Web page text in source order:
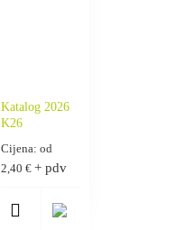
Katalog 2026
K26
Cijena: od
2,40 € + pdv